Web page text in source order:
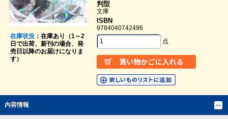
在庫状況：在庫あり（1～2
日で出荷、新刊の場合、発
売日以降のお届けになりま
す）
判型
文庫
ISBN
9784040742496
点
内容情報